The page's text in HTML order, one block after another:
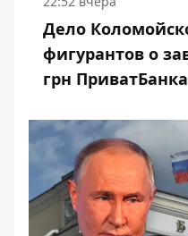
Дело
фигурантов о
грн